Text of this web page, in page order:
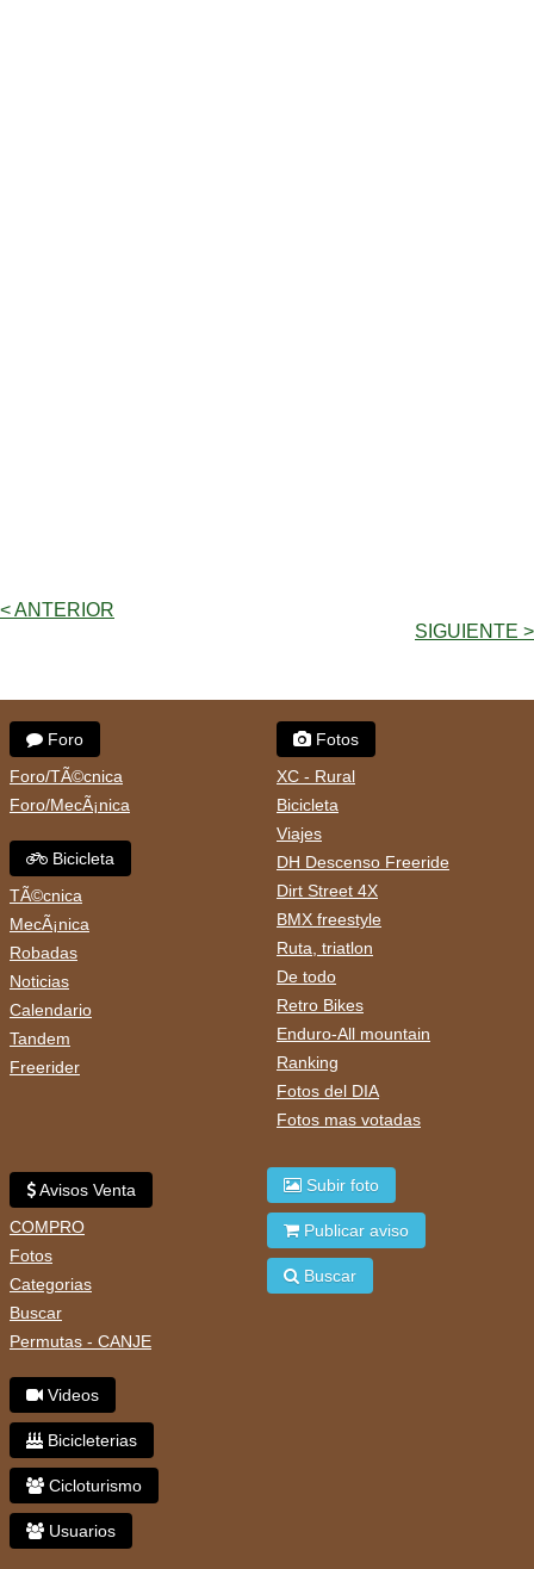
< ANTERIOR
SIGUIENTE >
Foro
Foro/TÃ©cnica
Foro/MecÃ¡nica
Bicicleta
TÃ©cnica
MecÃ¡nica
Robadas
Noticias
Calendario
Tandem
Freerider
Fotos
XC - Rural
Bicicleta
Viajes
DH Descenso Freeride
Dirt Street 4X
BMX freestyle
Ruta, triatlon
De todo
Retro Bikes
Enduro-All mountain
Ranking
Fotos del DIA
Fotos mas votadas
Avisos Venta
COMPRO
Fotos
Categorias
Buscar
Permutas - CANJE
Videos
Bicicleterias
Cicloturismo
Usuarios
Subir foto
Publicar aviso
Buscar